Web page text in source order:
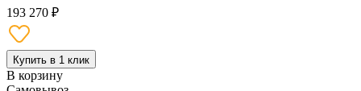
193 270 ₽
Купить в 1 клик
В корзину